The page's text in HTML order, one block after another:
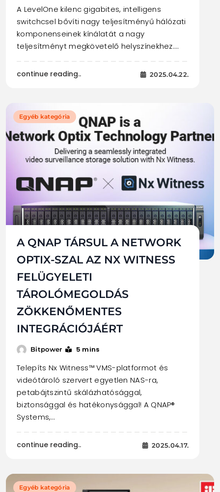
A LevelOne kilenc gigabites, intelligens
switchcsel bővíti nagy teljesítményű hálózati
komponenseinek kínálatát a nagy
teljesítményt megkövetelő helyszínekhez.…
continue reading.. 2025.04.22.
Egyéb kategória
A QNAP TÁRSUL A NETWORK
OPTIX-SZAL AZ NX WITNESS
FELÜGYELETI
TÁROLÓMEGOLDÁS
ZÖKKENŐMENTES
INTEGRÁCIÓJÁÉRT
Bitpower 5 mins
Telepíts Nx Witness™ VMS-platformot és
videótároló szervert egyetlen NAS-ra,
petabájtszintű skálázhatósággal,
biztonsággal és hatékonysággal! A QNAP®
Systems,…
continue reading.. 2025.04.17.
Egyéb kategória